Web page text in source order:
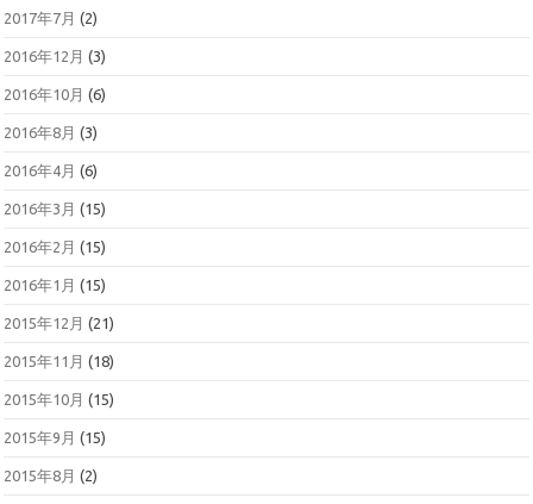
2017年7月 (2)
2016年12月 (3)
2016年10月 (6)
2016年8月 (3)
2016年4月 (6)
2016年3月 (15)
2016年2月 (15)
2016年1月 (15)
2015年12月 (21)
2015年11月 (18)
2015年10月 (15)
2015年9月 (15)
2015年8月 (2)